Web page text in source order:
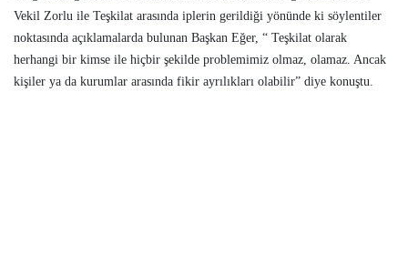
Vekil Zorlu ile Teşkilat arasında iplerin gerildiği yönünde ki söylentiler
noktasında açıklamalarda bulunan Başkan Eğer, “ Teşkilat olarak
herhangi bir kimse ile hiçbir şekilde problemimiz olmaz, olamaz. Ancak
kişiler ya da kurumlar arasında fikir ayrılıkları olabilir” diye konuştu.